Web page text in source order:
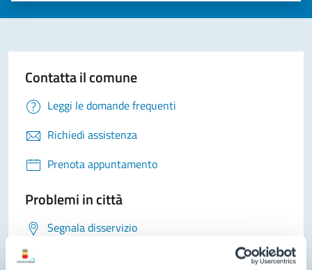
Contatta il comune
Leggi le domande frequenti
Richiedi assistenza
Prenota appuntamento
Problemi in città
Segnala disservizio